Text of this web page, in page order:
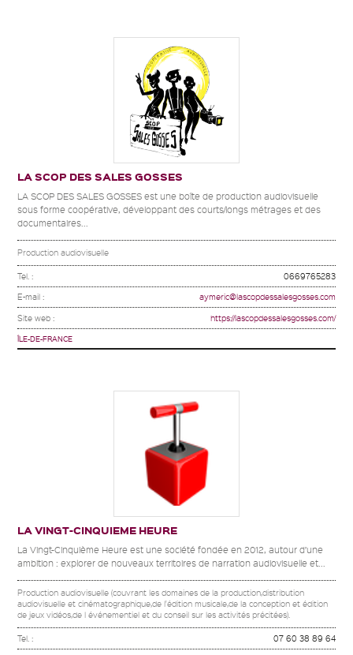
LA SCOP DES SALES GOSSES
LA SCOP DES SALES GOSSES est une boîte de production audiovisuelle
sous forme coopérative, développant des courts/longs métrages et des
documentaires...
Production audiovisuelle
Tel. : 0669765283
E-mail : aymeric@lascopdessalesgosses.com
Site web : https://lascopdessalesgosses.com/
ÎLE-DE-FRANCE
LA VINGT-CINQUIEME HEURE
La Vingt-Cinquième Heure est une société fondée en 2012, autour d’une
ambition : explorer de nouveaux territoires de narration audiovisuelle et...
Production audiovisuelle (couvrant les domaines de la production,distribution
audiovisuelle et cinématographique,de l'édition musicale,de la conception et édition
de jeux vidéos,de l événementiel et du conseil sur les activités précitées).
Tel. : 07 60 38 89 64